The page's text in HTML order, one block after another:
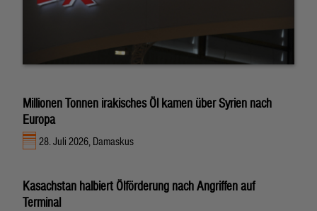
Millionen Tonnen irakisches Öl kamen über Syrien nach
Europa
28. Juli 2026, Damaskus
Kasachstan halbiert Ölförderung nach Angriffen auf
Terminal